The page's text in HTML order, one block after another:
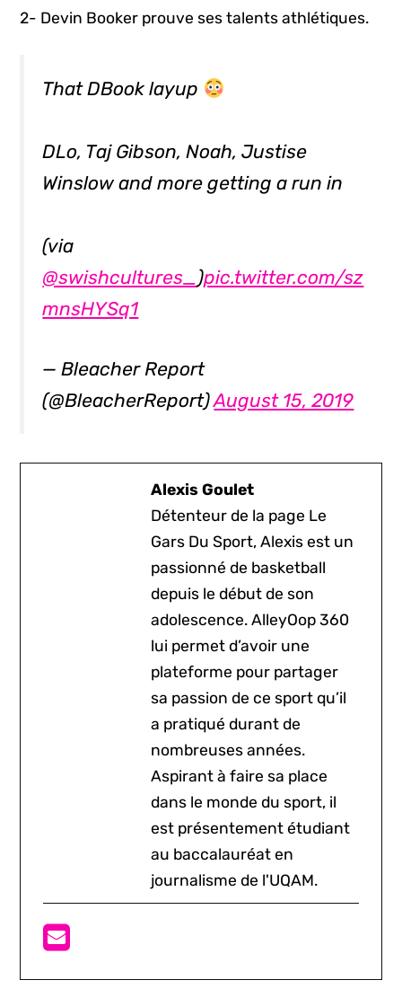
2- Devin Booker prouve ses talents athlétiques.
That DBook layup
DLo, Taj Gibson, Noah, Justise
Winslow and more getting a run in
(via
@swishcultures_)pic.twitter.com/sz
mnsHYSq1
— Bleacher Report
(@BleacherReport)August 15, 2019
Alexis Goulet
Détenteur de la page Le
Gars Du Sport, Alexis est un
passionné de basketball
depuis le début de son
adolescence. AlleyOop 360
lui permet d’avoir une
plateforme pour partager
sa passion de ce sport qu’il
a pratiqué durant de
nombreuses années.
Aspirant à faire sa place
dans le monde du sport, il
est présentement étudiant
au baccalauréat en
journalisme de l'UQAM.